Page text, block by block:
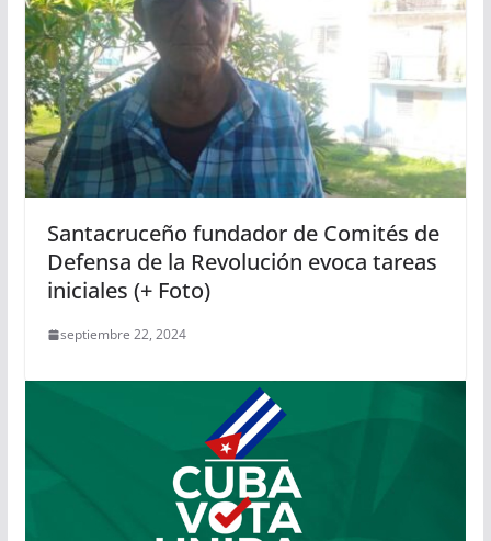
Santacruceño fundador de Comités de
Defensa de la Revolución evoca tareas
iniciales (+ Foto)
septiembre 22, 2024